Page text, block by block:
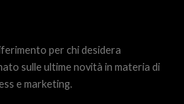
per chi desidera
sulle ultime novità in materia di
e marketing.